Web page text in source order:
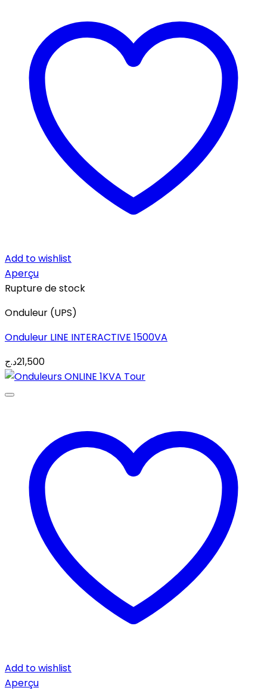
Add to wishlist
Aperçu
Rupture de stock
Onduleur (UPS)
Onduleur LINE INTERACTIVE 1500VA
21,500د.ج
Add to wishlist
Aperçu